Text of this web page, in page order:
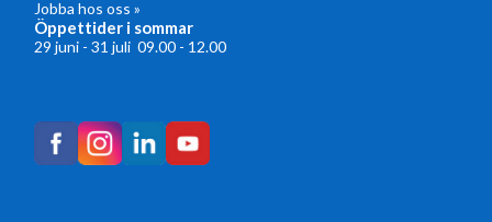
Jobba hos oss »
Öppettider i sommar
29 juni - 31 juli 09.00 - 12.00